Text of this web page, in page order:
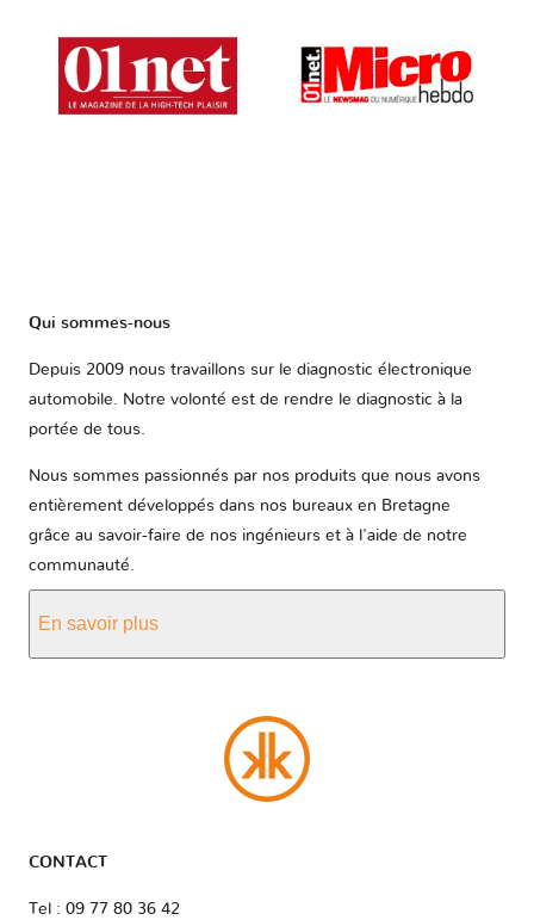
Qui sommes-nous
Depuis 2009 nous travaillons sur le diagnostic électronique
automobile. Notre volonté est de rendre le diagnostic à la
portée de tous.
Nous sommes passionnés par nos produits que nous avons
entièrement développés dans nos bureaux en Bretagne
grâce au savoir-faire de nos ingénieurs et à l'aide de notre
communauté.
En savoir plus
CONTACT
Tel : 09 77 80 36 42